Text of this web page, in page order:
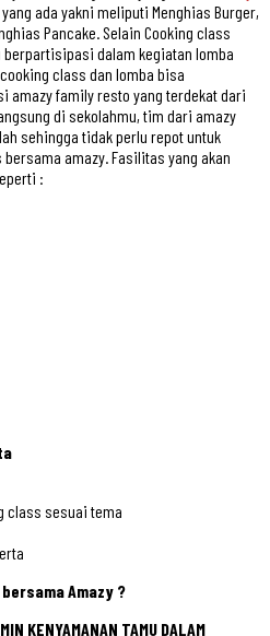
ada yakni meliputi Menghias Burger,
Pancake. Selain Cooking class
dalam kegiatan lomba
class dan lomba bisa
amazy family resto yang terdekat dari
di sekolahmu, tim dari amazy
sehingga tidak perlu repot untuk
amazy. Fasilitas yang akan
:
class sesuai tema
Amazy ?
KENYAMANAN TAMU DALAM